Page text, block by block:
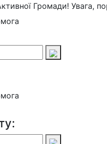
Громади! Увага,